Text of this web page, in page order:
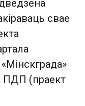
свае
ПДП (праект